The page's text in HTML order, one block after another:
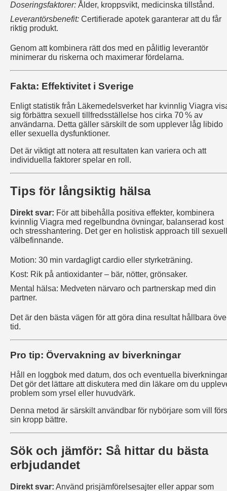
Doseringsfaktorer: Ålder, kroppsvikt, medicinska tillstånd.
Leverantörsbenefit: Certifierade apotek garanterar att du får
riktig produkt.
Genom att kombinera rätt dos med en pålitlig leverantör
minimerar du riskerna och maximerar fördelarna.
Fakta: Effektivitet i Sverige
Enligt statistik från Läkemedelsverket har kvinnlig Viagra
sig förbättra sexuell tillfredsställelse hos cirka 70 % av
användarna. Detta gäller särskilt de som upplever låg libido
eller sexuella dysfunktioner.
Det är viktigt att notera att resultaten kan variera och att
individuella faktorer spelar en roll.
Tips för långsiktig hälsa
Direkt svar: För att bibehålla positiva effekter, kombinera
kvinnlig Viagra med regelbundna övningar, balanserad kost
och stresshantering. Det ger en holistisk approach till sexuell
välbefinnande.
Motion: 30 min vardagligt cardio eller styrketräning.
Kost: Rik på antioxidanter – bär, nötter, grönsaker.
Mental hälsa: Medveten närvaro och partnerskap med din
partner.
Det är den bästa vägen för att göra dina resultat hållbara
tid.
Pro tip: Övervakning av biverkningar
Håll en loggbok med datum, dos och eventuella
Det gör det lättare att diskutera med din läkare om du
problem som yrsel eller huvudvärk.
Denna metod är särskilt användbar för nybörjare som vill
sin kropp bättre.
Sök och jämför: Så hittar du bästa
erbjudandet
Direkt svar: Använd prisjämförelsesajter eller appar som